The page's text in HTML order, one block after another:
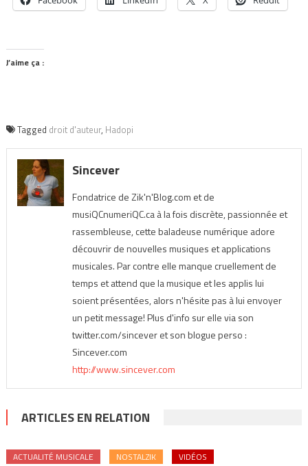
J’aime ça :
Tagged droit d'auteur, Hadopi
Sincever
Fondatrice de Zik'n'Blog.com et de
musiQCnumeriQC.ca à la fois discrète, passionnée et
rassembleuse, cette baladeuse numérique adore
découvrir de nouvelles musiques et applications
musicales. Par contre elle manque cruellement de
temps et attend que la musique et les applis lui
soient présentées, alors n'hésite pas à lui envoyer
un petit message! Plus d'info sur elle via son
twitter.com/sincever et son blogue perso :
Sincever.com
http://www.sincever.com
ARTICLES EN RELATION
ACTUALITÉ MUSICALE NOSTALZIK VIDÉOS